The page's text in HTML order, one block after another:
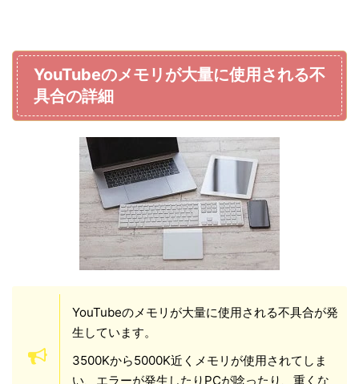
YouTubeのメモリが大量に使用される不
具合の詳細
YouTubeのメモリが大量に使用される不具合が発
生しています。
3500Kから5000K近くメモリが使用されてしま
い、エラーが発生したりPCが唸ったり、重くな